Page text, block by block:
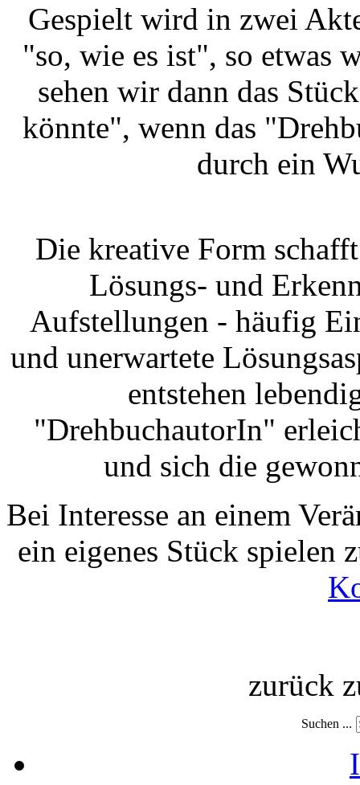
Gespielt wird in zwei
"so, wie es ist", so etwas
sehen wir dann das
könnte", wenn das
durch ein
Die kreative Form
Lösungs- und
Aufstellungen - häufig
und unerwartete
entstehen
"DrehbuchautorIn"
und sich die
Bei Interesse an einem
ein eigenes Stück spielen
zurück
Suchen ...